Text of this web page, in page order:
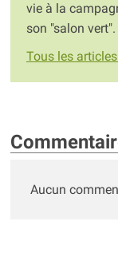
vie à la
son "salon vert".
Tous les
Aucun